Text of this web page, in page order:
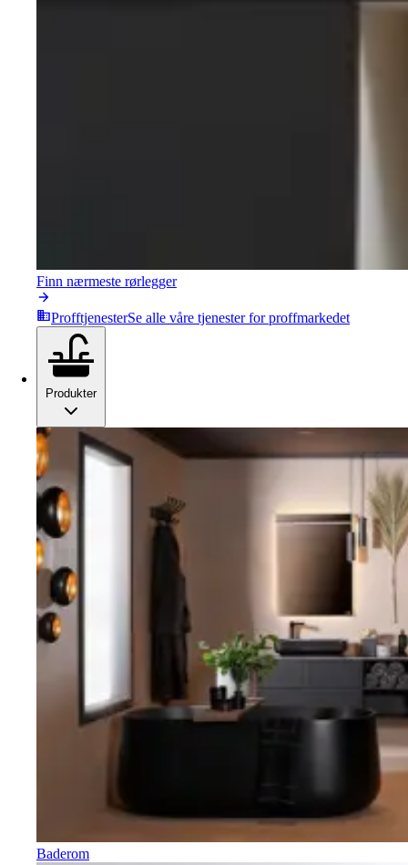
Finn nærmeste rørlegger
ProfftjenesterSe alle våre tjenester for proffmarkedet
Produkter
Baderom